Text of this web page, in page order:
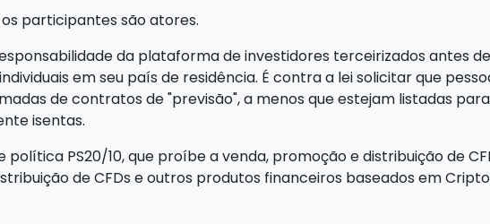
participantes são atores.
da plataforma de investidores terceirizados antes
em seu país de residência. É contra a lei solicitar que
de contratos de "previsão", a menos que estejam listadas
isentas.
PS20/10, que proíbe a venda, promoção e distribuição de
de CFDs e outros produtos financeiros baseados em